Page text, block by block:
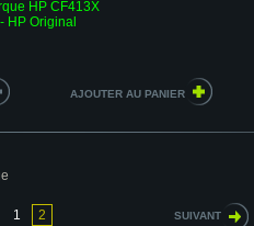
HP CF413X
HP Original
1 2 SUIVANT